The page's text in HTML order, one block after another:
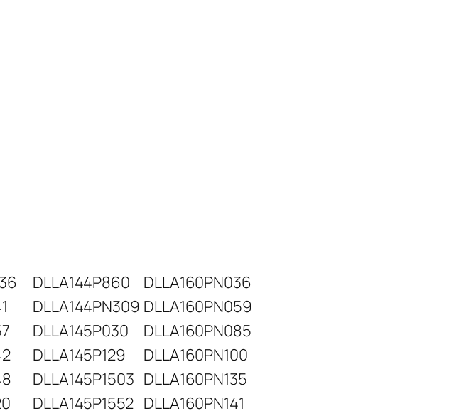
DLLA144P860
DLLA160PN036
DLLA144PN309 DLLA160PN059
DLLA145P030
DLLA160PN085
DLLA145P129
DLLA160PN100
DLLA145P1503 DLLA160PN135
DLLA145P1552 DLLA160PN141